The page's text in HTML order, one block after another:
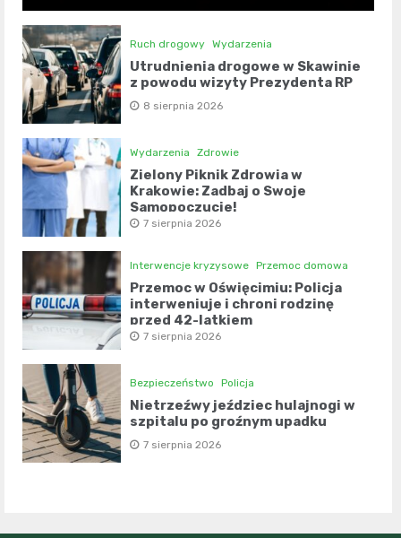
Ruch drogowy Wydarzenia
Utrudnienia drogowe w Skawinie
z powodu wizyty Prezydenta RP
8 sierpnia 2026
Wydarzenia Zdrowie
Zielony Piknik Zdrowia w
Krakowie: Zadbaj o Swoje
Samopoczucie!
7 sierpnia 2026
Interwencje kryzysowe Przemoc domowa
Przemoc w Oświęcimiu: Policja
interweniuje i chroni rodzinę
przed 42-latkiem
7 sierpnia 2026
Bezpieczeństwo Policja
Nietrzeźwy jeździec hulajnogi w
szpitalu po groźnym upadku
7 sierpnia 2026